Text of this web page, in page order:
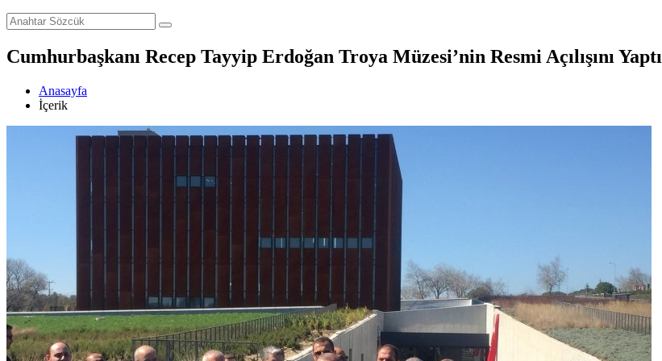
Cumhurbaşkanı Recep Tayyip Erdoğan Troya Müzesi’nin Resmi Açılışını Yaptı
Anasayfa
İçerik